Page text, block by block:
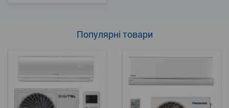
Популярні товари